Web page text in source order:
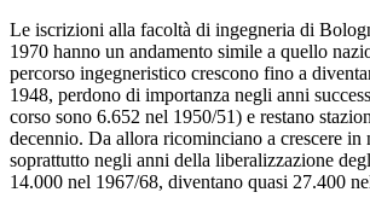
Le iscrizioni alla facoltà di ingegneria di
1970 hanno un andamento simile a quello
percorso ingegneristico crescono fino a
1948, perdono di importanza negli anni
corso sono 6.652 nel 1950/51) e restano
decennio. Da allora ricominciano a crescere in
soprattutto negli anni della liberalizzazione
14.000 nel 1967/68, diventano quasi 27.400